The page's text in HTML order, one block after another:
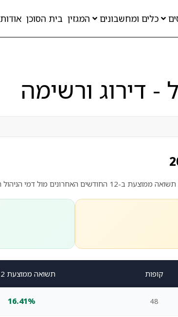
כלים ומחשבונים המגזין בית הסוכן אודות
דירוג ורשימה
קופות תשואה ממוצעת 12 ח'
48
16.41%